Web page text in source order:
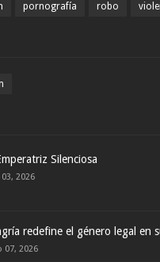
pornografía robo
Silenciosa
2026
redefine el género legal en
07, 2026